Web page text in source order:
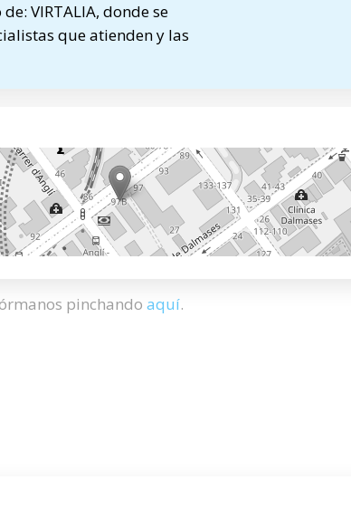
VIRTALIA, donde se
que atienden y las
pinchando aquí.